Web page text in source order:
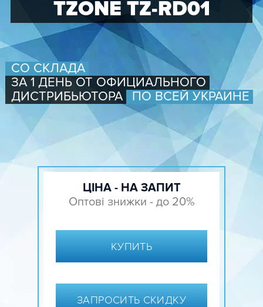
TZONE TZ-RD01
СО СКЛАДА
ЗА 1 ДЕНЬ ОТ ОФИЦИАЛЬНОГО
ДИСТРИБЬЮТОРА
ПО ВСЕЙ УКРАИНЕ
ЦІНА - НА ЗАПИТ
Оптові знижки - до 20%
КУПИТЬ
ЗАПРОСИТЬ СКИДКУ